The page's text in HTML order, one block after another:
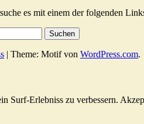
es mit einem der folgenden
| Theme: Motif von WordPress.com.
Surf-Erlebniss zu verbessern.